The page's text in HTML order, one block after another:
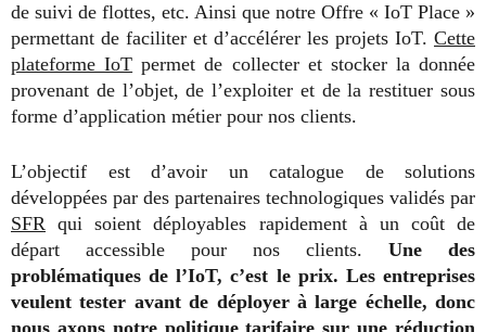
de suivi de flottes, etc. Ainsi que notre Offre « IoT Place »
permettant de faciliter et d’accélérer les projets IoT. Cette
plateforme IoT permet de collecter et stocker la donnée
provenant de l’objet, de l’exploiter et de la restituer sous
forme d’application métier pour nos clients.
L’objectif est d’avoir un catalogue de solutions
développées par des partenaires technologiques validés par
SFR qui soient déployables rapidement à un coût de
départ accessible pour nos clients. Une des
problématiques de l’IoT, c’est le prix. Les entreprises
veulent tester avant de déployer à large échelle, donc